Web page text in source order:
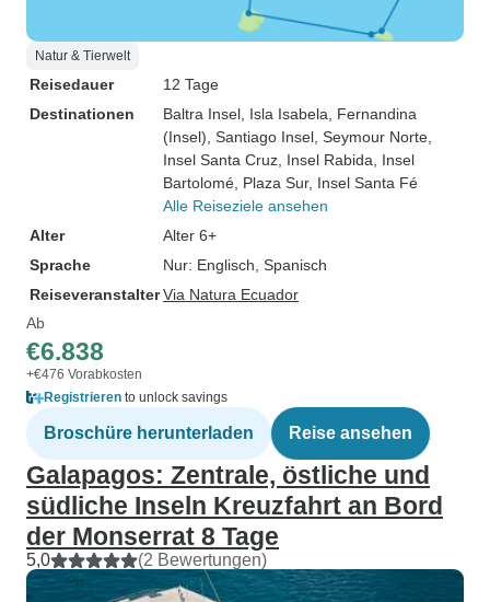
Natur & Tierwelt
Reisedauer
12 Tage
Destinationen
Baltra Insel , Isla Isabela , Fernandina
(Insel) , Santiago Insel , Seymour Norte
Insel Santa Cruz , Insel Rabida , Insel
Bartolomé , Plaza Sur, Insel Santa Fé
Alle Reiseziele ansehen
Alter
Alter 6+
Sprache
Nur: Englisch, Spanisch
ReiseveranstalterVia Natura Ecuador
Ab
€6.838
+€476 Vorabkosten
Registrieren to unlock savings
Broschüre herunterladen Reise ansehen
Galapagos: Zentrale, östliche und
südliche Inseln Kreuzfahrt an Bord
der Monserrat 8 Tage
5,0 (2 Bewertungen)